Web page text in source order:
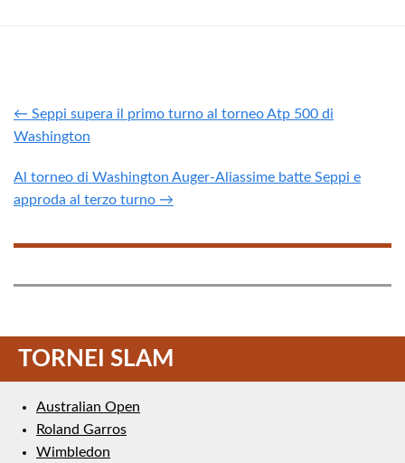
← Seppi supera il primo turno al torneo Atp 500 di
Washington
Al torneo di Washington Auger-Aliassime batte Seppi e
approda al terzo turno →
TORNEI SLAM
Australian Open
Roland Garros
Wimbledon